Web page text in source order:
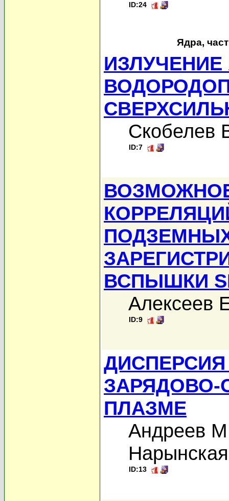
ID:24
Ядра,
Скобелев
ID:7
ВСПЫШКИ
Алексеев
ID:9
ПЛАЗМЕ
Андреев
ID:13